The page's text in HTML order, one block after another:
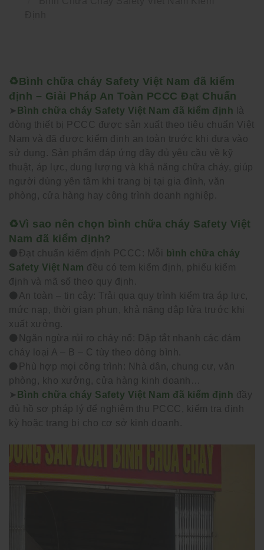
♻️Bình chữa cháy Safety Việt Nam đã kiểm
định – Giải Pháp An Toàn PCCC Đạt Chuẩn
➤ Bình chữa cháy Safety Việt Nam đã kiểm định là
dòng thiết bị PCCC được sản xuất theo tiêu chuẩn Việt
Nam và đã được kiểm định an toàn trước khi đưa vào
sử dụng. Sản phẩm đáp ứng đầy đủ yêu cầu về kỹ
thuật, áp lực, dung lượng và khả năng chữa cháy, giúp
người dùng yên tâm khi trang bị tại gia đình, văn
phòng, cửa hàng hay công trình doanh nghiệp.
♻️Vì sao nên chọn bình chữa cháy Safety Việt
Nam đã kiểm định?
⚫️Đạt chuẩn kiểm định PCCC: Mỗi
bình chữa cháy
Safety Việt Nam đều có tem kiểm định, phiếu kiểm
định và mã số theo quy định.
⚫️An toàn – tin cậy: Trải qua quy trình kiểm tra áp lực,
mức nạp, thời gian phun, khả năng dập lửa trước khi
xuất xưởng.
⚫️Ngăn ngừa rủi ro cháy nổ: Dập tắt nhanh các đám
cháy loại A – B – C tùy theo dòng bình.
⚫️Phù hợp mọi công trình: Nhà dân, chung cư, văn
phòng, kho xưởng, cửa hàng kinh doanh…
➤ Bình chữa cháy Safety Việt Nam đã kiểm định đầy
đủ hồ sơ pháp lý để nghiệm thu PCCC, kiểm tra định
kỳ hoặc trang bị cho cơ sở kinh doanh.